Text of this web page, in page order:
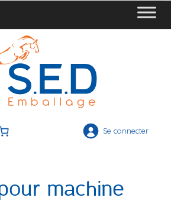
Se connecter
machine